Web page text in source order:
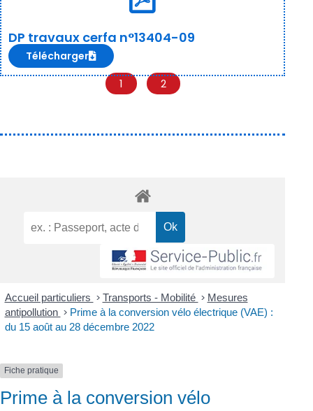
DP travaux cerfa n°13404-09
Télécharger
1 2
Accueil particuliers > Transports - Mobilité > Mesures
antipollution > Prime à la conversion vélo électrique (VAE) :
du 15 août au 28 décembre 2022
Fiche pratique
Prime à la conversion vélo